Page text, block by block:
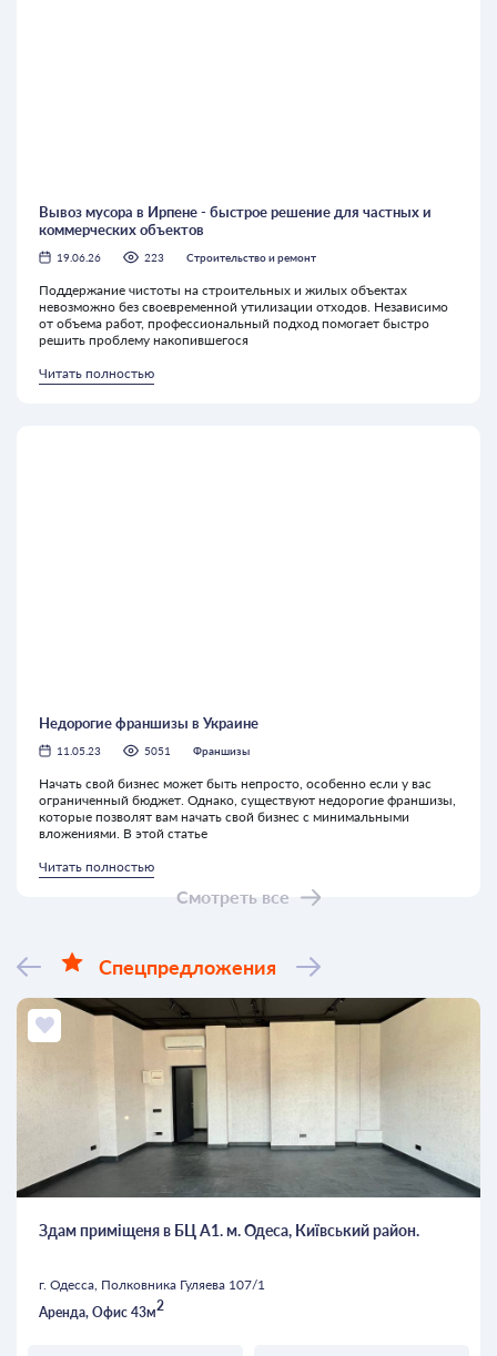
Смотреть все
Вывоз мусора в Ирпене - быстрое решение для частных и
коммерческих объектов
19.06.26 223 Строительство и ремонт
Поддержание чистоты на строительных и жилых объектах
невозможно без своевременной утилизации отходов. Независимо
от объема работ, профессиональный подход помогает быстро
решить проблему накопившегося
Читать полностью
Недорогие франшизы в Украине
11.05.23 5051 Франшизы
Начать свой бизнес может быть непросто, особенно если у вас
ограниченный бюджет. Однако, существуют недорогие франшизы,
которые позволят вам начать свой бизнес с минимальными
вложениями. В этой статье
Читать полностью
Спецпредложения
Здам приміщеня в БЦ А1. м. Одеса, Київський район.
г. Одесса, Полковника Гуляева 107/1
Аренда, Офис 43м2